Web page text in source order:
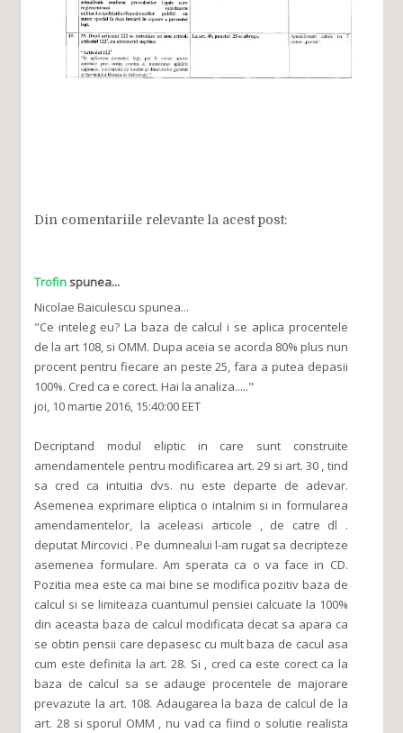
Din comentariile relevante la acest post:
Trofinspunea...
Nicolae Baiculescu spunea...
"Ce inteleg eu? La baza de calcul i se aplica procentele
de la art 108, si OMM. Dupa aceia se acorda 80% plus nun
procent pentru fiecare an peste 25, fara a putea depasii
100%. Cred ca e corect. Hai la analiza....."
joi, 10 martie 2016, 15:40:00 EET
Decriptand modul eliptic in care sunt construite
amendamentele pentru modificarea art. 29 si art. 30 , tind
sa cred ca intuitia dvs. nu este departe de adevar.
Asemenea exprimare eliptica o intalnim si in formularea
amendamentelor, la aceleasi articole , de catre dl .
deputat Mircovici . Pe dumnealui l-am rugat sa decripteze
asemenea formulare. Am sperata ca o va face in CD.
Pozitia mea este ca mai bine se modifica pozitiv baza de
calcul si se limiteaza cuantumul pensiei calcuate la 100%
din aceasta baza de calcul modificata decat sa apara ca
se obtin pensii care depasesc cu mult baza de cacul asa
cum este definita la art. 28. Si , cred ca este corect ca la
baza de calcul sa se adauge procentele de majorare
prevazute la art. 108. Adaugarea la baza de calcul de la
art. 28 si sporul OMM , nu vad ca fiind o solutie realista